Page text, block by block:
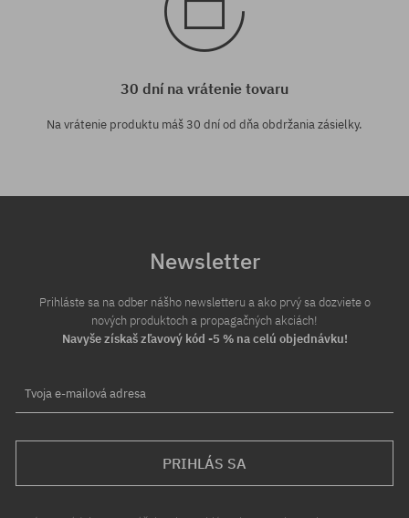
30 dní na vrátenie tovaru
Na vrátenie produktu máš 30 dní od dňa obdržania zásielky.
Newsletter
Prihláste sa na odber nášho newsletteru a ako prvý sa dozviete o
nových produktoch a propagačných akciách!
Navyše získaš zľavový kód -5 % na celú objednávku!
Tvoja e-mailová adresa
PRIHLÁS SA